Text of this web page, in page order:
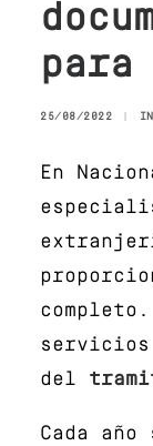
25/08/2022
En
del
Cada año